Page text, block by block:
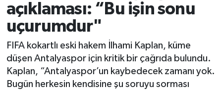
açıklaması: “Bu işin sonu
uçurumdur"
FIFA kokartlı eski hakem İlhami Kaplan, küme
düşen Antalyaspor için kritik bir çağrıda bulundu.
Kaplan, “Antalyaspor’un kaybedecek zamanı yok.
Bugün herkesin kendisine şu soruyu sorması
Ekonomi
Spor
Yaşam
Asayiş
Süper Lig Puan Durumu ve Fikstür
Tüm Manşetler
Son Dakika Haberleri
Haber Arşivi